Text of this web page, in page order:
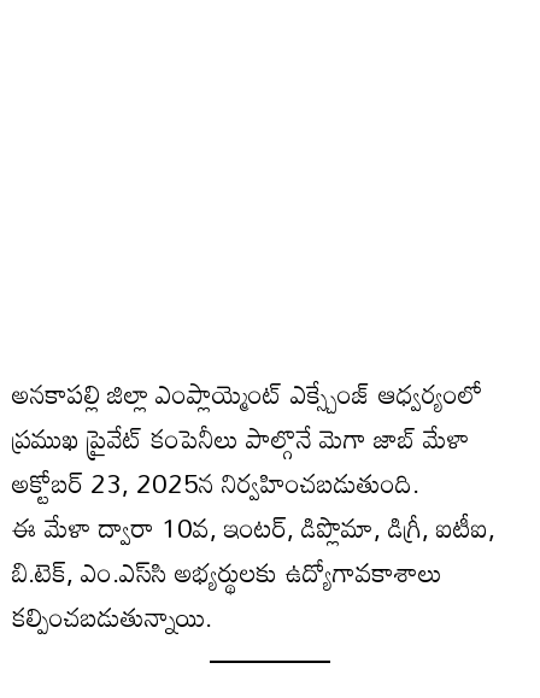
అనకాపల్లి జిల్లా ఎంప్లాయ్మెంట్ ఎక్స్చేంజ్ ఆధ్వర్యంలో
ప్రముఖ ప్రైవేట్ కంపెనీలు పాల్గొనే మెగా జాబ్ మేళా
అక్టోబర్ 23, 2025న నిర్వహించబడుతుంది.
ఈ మేళా ద్వారా 10వ, ఇంటర్, డిప్లొమా, డిగ్రీ, ఐటీఐ,
బి.టెక్, ఎం.ఎస్‌సి అభ్యర్థులకు ఉద్యోగావకాశాలు
కల్పించబడుతున్నాయి.